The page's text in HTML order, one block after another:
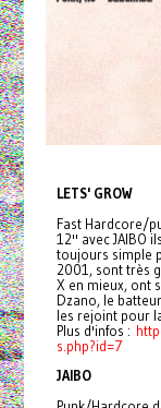
LETS' GROW
Fast Hardcore/
12'' avec JAIBO
toujours simple
2001, sont très
X en mieux, ont
Dzano, le
les rejoint pour
Plus d'infos :
s.php?id=7
JAIBO